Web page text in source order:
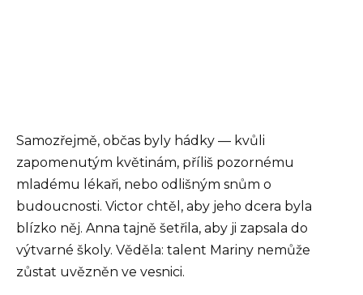
Samozřejmě, občas byly hádky — kvůli
zapomenutým květinám, příliš pozornému
mladému lékaři, nebo odlišným snům o
budoucnosti. Victor chtěl, aby jeho dcera byla
blízko něj. Anna tajně šetřila, aby ji zapsala do
výtvarné školy. Věděla: talent Mariny nemůže
zůstat uvězněn ve vesnici.